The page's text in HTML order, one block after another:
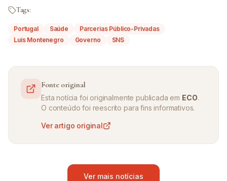
Tags:
Portugal Saúde
Parcerias Público-Privadas
Luís Montenegro
Governo SNS
Fonte original
Esta notícia foi originalmente publicada em ECO.
O conteúdo foi reescrito para fins informativos.
Ver artigo original
Ver mais notícias